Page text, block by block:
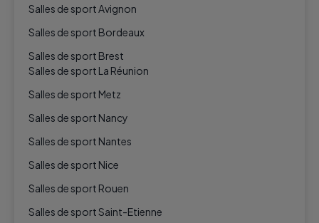
Salles de sport Avignon
Salles de sport Bordeaux
Salles de sport Brest
Salles de sport La Réunion
Salles de sport Metz
Salles de sport Nancy
Salles de sport Nantes
Salles de sport Nice
Salles de sport Rouen
Salles de sport Saint-Etienne